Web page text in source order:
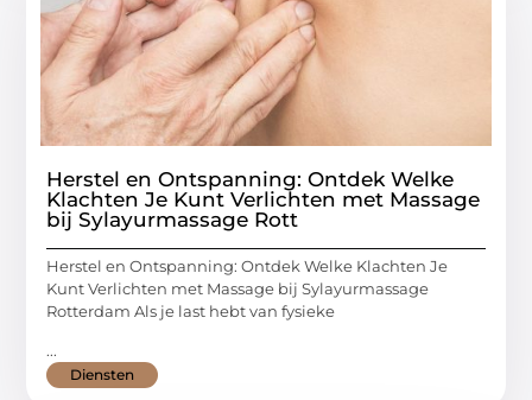
Herstel en Ontspanning: Ontdek Welke
Klachten Je Kunt Verlichten met Massage
bij Sylayurmassage Rott
Herstel en Ontspanning: Ontdek Welke Klachten Je
Kunt Verlichten met Massage bij Sylayurmassage
Rotterdam Als je last hebt van fysieke
...
Diensten